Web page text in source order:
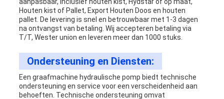
aanpasbaar, inclusief houten kist, Hydstar of op maat,
Houten kist of Pallet, Export Houten Doos en houten
pallet. De levering is snel en betrouwbaar met 1-3 dagen
na ontvangst van betaling. Wij accepteren betaling via
T/T, Wester union en leveren meer dan 1000 stuks.
Ondersteuning en Diensten:
Een graafmachine hydraulische pomp biedt technische
ondersteuning en service voor een verscheidenheid aan
behoeften. Technische ondersteuning omvat